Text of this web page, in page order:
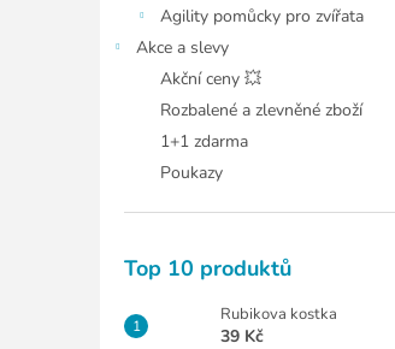
Agility pomůcky pro zvířata
Akce a slevy
Akční ceny 💥
Rozbalené a zlevněné zboží
1+1 zdarma
Poukazy
Top 10 produktů
Rubikova kostka
39 Kč